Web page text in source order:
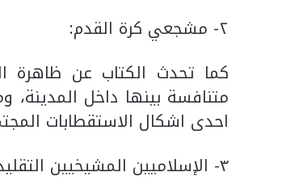
٢- مشجعي كرة القدم:
كما تحدث الكتاب عن
متنافسة بينها داخل
احدى اشكال الاستقطابات
٣- الإسلاميين المشيخيين التقليديين.